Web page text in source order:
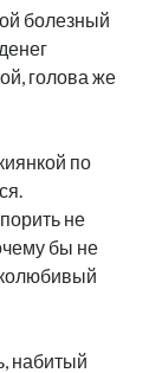
болезный
голова же
по
не
бы не
набитый